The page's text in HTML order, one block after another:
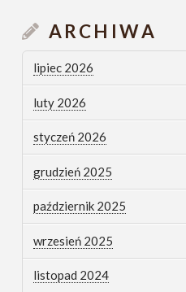
ARCHIWA
lipiec 2026
luty 2026
styczeń 2026
grudzień 2025
październik 2025
wrzesień 2025
listopad 2024